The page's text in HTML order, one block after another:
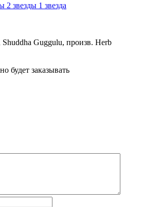
2 звезды 1 звезда
Guggulu, произв. Herb
будет заказывать